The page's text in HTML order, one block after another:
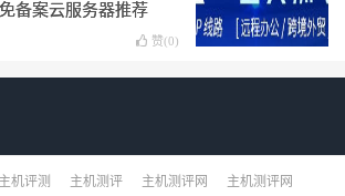
备案云服务器推荐
赞(0)
机评测 主机测评 主机测评网
主机测评网